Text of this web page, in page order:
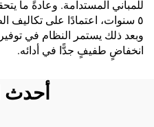
٥ سنوات، اعتمادًا على تكاليف
وبعد ذلك يستمر النظام في
انخفاضٍ طفيفٍ جدًّا في أدائه.
أحدث